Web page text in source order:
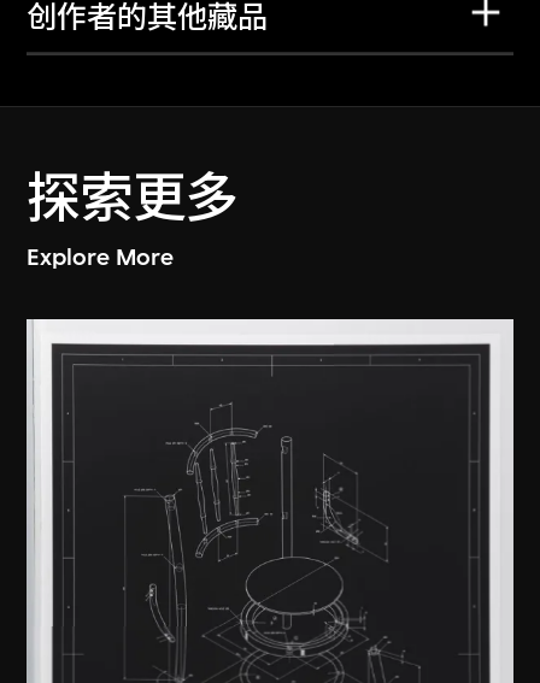
创作者的其他藏品
探索更多
Explore More